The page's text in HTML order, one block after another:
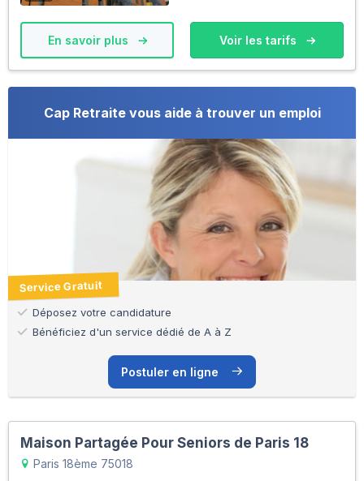
En savoir plus Voir les tarifs
Cap Retraite vous aide à trouver un emploi
Service Gratuit
Déposez votre candidature
Bénéficiez d'un service dédié de A à Z
Postuler en ligne
Maison Partagée Pour Seniors de Paris 18
Paris 18ème 75018